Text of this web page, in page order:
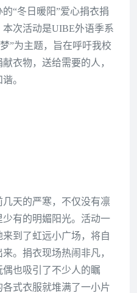
“冬日暖阳”爱心捐衣捐
次活动是UIBE外语季系
”为主题，旨在呼吁我校
献衣物，送给需要的人，
。
天的严寒，不仅没有凛
有的明媚阳光。活动一
到了虹远小广场，将自
。捐衣现场热闹非凡，
也吸引了不少人的瞩
式衣服就堆满了一小片